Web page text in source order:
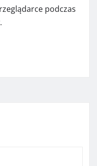
podczas